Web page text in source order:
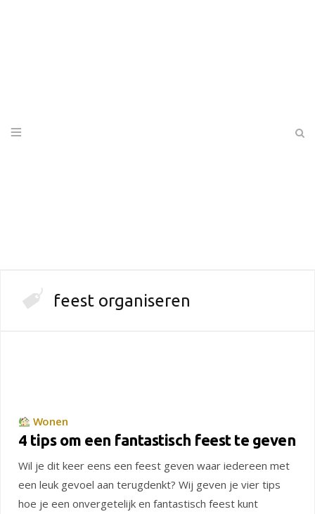
feest organiseren
Wonen
4 tips om een fantastisch feest te geven
Wil je dit keer eens een feest geven waar iedereen met
een leuk gevoel aan terugdenkt? Wij geven je vier tips
hoe je een onvergetelijk en fantastisch feest kunt